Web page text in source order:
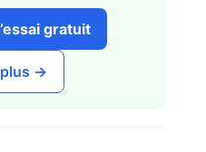
gratuit
→